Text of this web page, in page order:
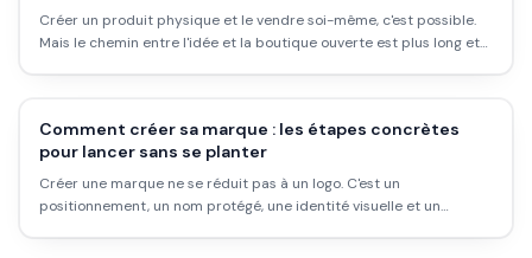
Créer un produit physique et le vendre soi-même, c'est possible.
Mais le chemin entre l'idée et la boutique ouverte est plus long et
Comment créer sa marque : les étapes concrètes
pour lancer sans se planter
Créer une marque ne se réduit pas à un logo. C'est un
positionnement, un nom protégé, une identité visuelle et un